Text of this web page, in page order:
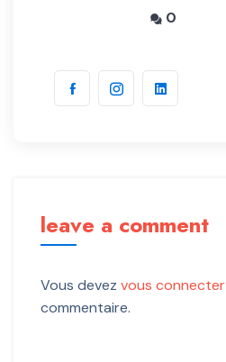
0
leave a comment
Vous devez vous connecter
commentaire.